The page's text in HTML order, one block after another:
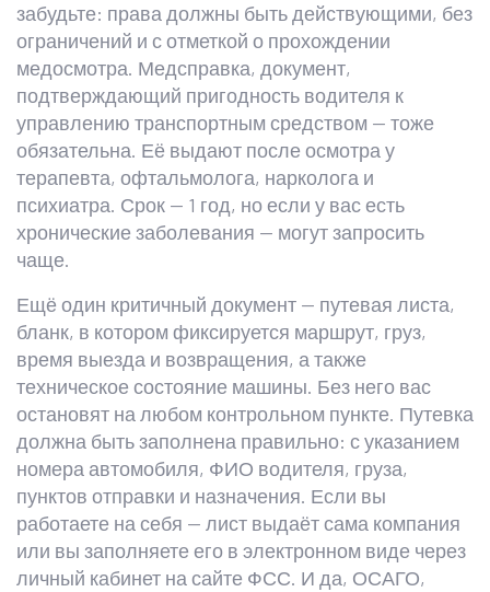
забудьте: права должны быть действующими, без
ограничений и с отметкой о прохождении
медосмотра. Медсправка, документ,
подтверждающий пригодность водителя к
управлению транспортным средством — тоже
обязательна. Её выдают после осмотра у
терапевта, офтальмолога, нарколога и
психиатра. Срок — 1 год, но если у вас есть
хронические заболевания — могут запросить
чаще.
Ещё один критичный документ — путевая листа,
бланк, в котором фиксируется маршрут, груз,
время выезда и возвращения, а также
техническое состояние машины. Без него вас
остановят на любом контрольном пункте. Путевка
должна быть заполнена правильно: с указанием
номера автомобиля, ФИО водителя, груза,
пунктов отправки и назначения. Если вы
работаете на себя — лист выдаёт сама компания
или вы заполняете его в электронном виде через
личный кабинет на сайте ФСС. И да, ОСАГО,